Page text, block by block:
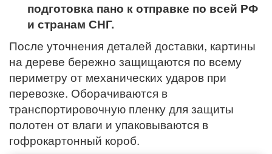
подготовка пано к отправке по всей РФ
и странам СНГ.
После уточнения деталей доставки, картины
на дереве бережно защищаются по всему
периметру от механических ударов при
перевозке. Оборачиваются в
транспортировочную пленку для защиты
полотен от влаги и упаковываются в
гофрокартонный короб.